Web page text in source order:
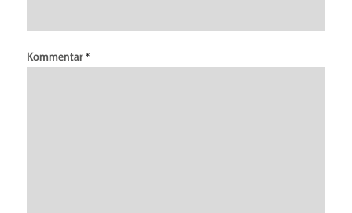
Kommentar*